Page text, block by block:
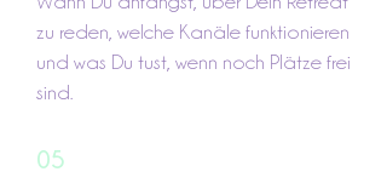
zu reden, welche Kanäle funktionieren
und was Du tust, wenn noch Plätze frei
sind.
05